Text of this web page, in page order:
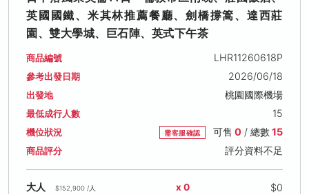
英國國鐵、米其林推薦餐廳、劍橋撐篙、達西莊
園、雙大學城、巨石陣、英式下午茶
商品編號 LHR11260618P
參考出發日期 2026/06/18
出發地 桃園國際機場
最低成行人數 15
機位狀況 需客服確認 可售 0/ 總數15
商品評分 評分資料不足
大人 $152,900 /人 x 0 $0